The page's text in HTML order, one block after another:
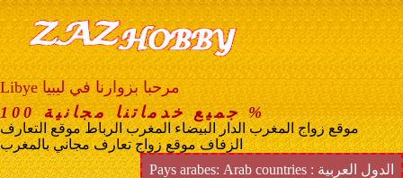
موقع مجاني تعارف مغرب مسلم
Libye مرحبا بزوارنا في ليبيا
جميع خدماتنا مجانية 100 %
موقع زواج المغرب الدار البيضاء المغرب الرباط موقع التعارف
الزفاف موقع زواج تعارف مجاني بالمغرب
Pays arabes: Arab countries : الدول العربية